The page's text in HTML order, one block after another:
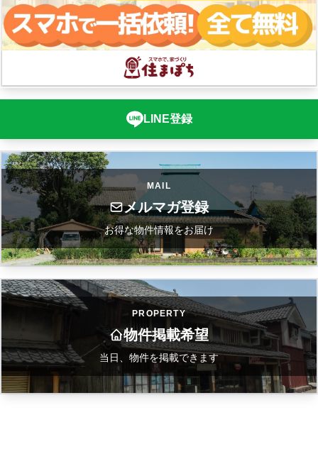
LINE登録
MAIL
メルマガ登録
お得な物件情報をお届け
PROPERTY
物件掲載希望
当日、物件を掲載できます